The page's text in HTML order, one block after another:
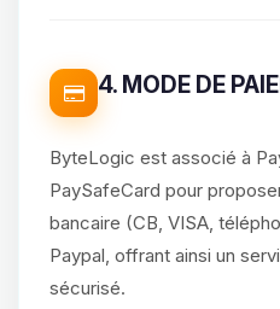
4. MODE DE
ByteLogic est associé à
PaySafeCard pour
bancaire (CB, VISA,
Paypal, offrant ainsi un
sécurisé.